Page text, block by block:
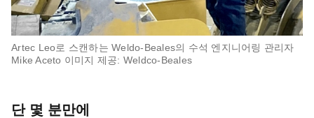
Artec Leo로 스캔하는 Weldo-Beales의 수석 엔지니어링 관리자
Mike Aceto 이미지 제공: Weldco-Beales
단 몇 분만에